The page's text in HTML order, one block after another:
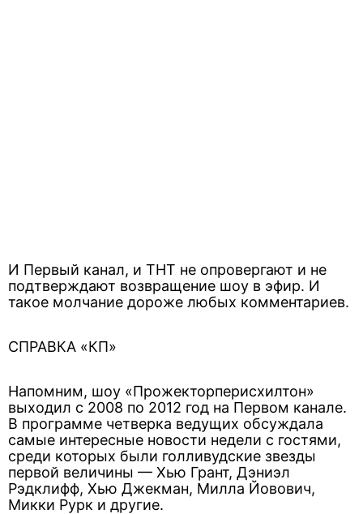
И Первый канал, и ТНТ не опровергают и не
подтверждают возвращение шоу в эфир. И
такое молчание дороже любых комментариев.
СПРАВКА «КП»
Напомним, шоу «Прожекторперисхилтон»
выходил с 2008 по 2012 год на Первом канале.
В программе четверка ведущих обсуждала
самые интересные новости недели с гостями,
среди которых были голливудские звезды
первой величины — Хью Грант, Дэниэл
Рэдклифф, Хью Джекман, Милла Йовович,
Микки Рурк и другие.